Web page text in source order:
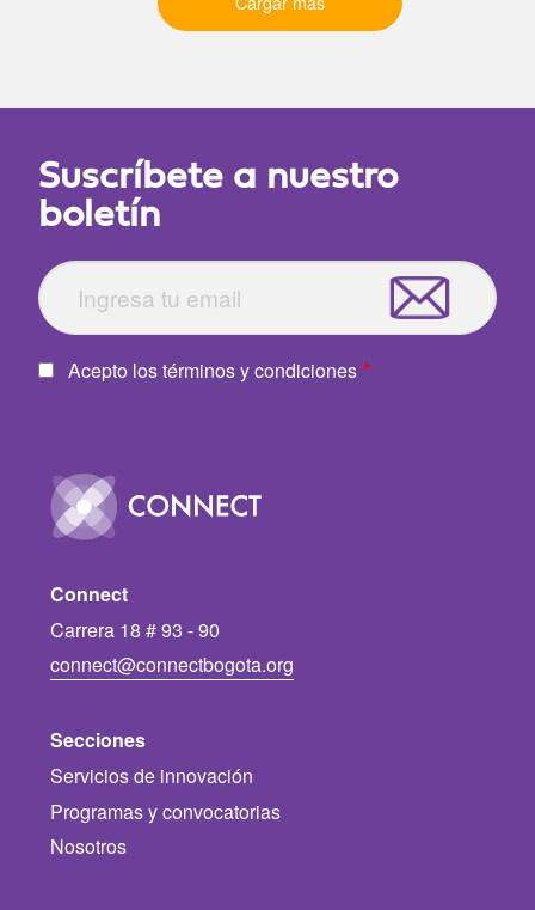
Suscríbete a nuestro
boletín
Acepto los términos y condiciones
Image
Connect
Carrera 18 # 93 - 90
connect@connectbogota.org
Secciones
Servicios de innovación
Programas y convocatorias
Nosotros